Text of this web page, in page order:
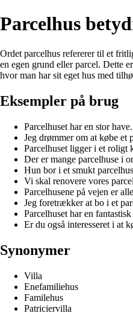
Parcelhus
Ordet parcelhus refererer til et
en egen grund eller parcel. Dette
hvor man har sit eget hus med
Eksempler på brug
Parcelhuset har en stor have.
Jeg drømmer om at købe et
Parcelhuset ligger i et roligt
Der er mange parcelhuse i
Hun bor i et smukt
Vi skal renovere vores
Parcelhusene på vejen er
Jeg foretrækker at bo i et
Parcelhuset har en
Er du også interesseret i at
Synonymer
Villa
Enefamiliehus
Familehus
Patriciervilla